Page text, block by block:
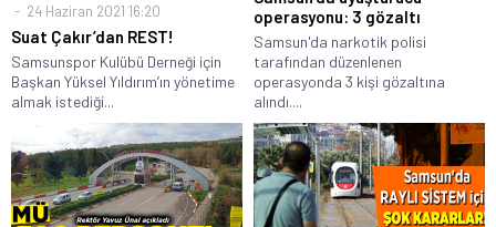
24 Haziran 2021 16:20
Suat Çakır’dan REST!
Samsunspor Kulübü Derneği için
Başkan Yüksel Yıldırım’ın yönetime
almak istediği...
operasyonu: 3 gözaltı
Samsun'da narkotik polisi
tarafından düzenlenen
operasyonda 3 kişi gözaltına
alındı....